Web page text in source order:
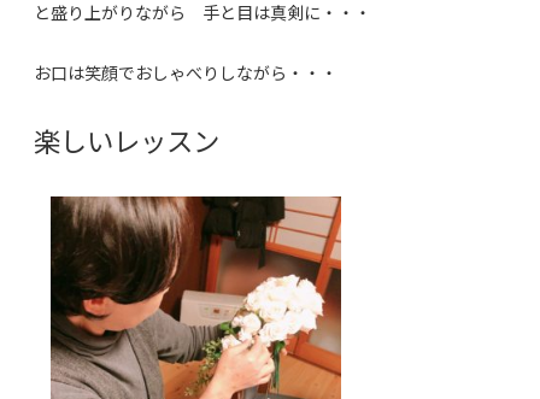
と盛り上がりながら 手と目は真剣に・・・
お口は笑顔でおしゃべりしながら・・・
楽しいレッスン